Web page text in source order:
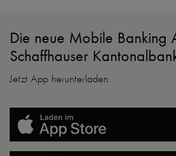
Die neue Mobile Banking
Schaffhauser
Jetzt App herunterladen.